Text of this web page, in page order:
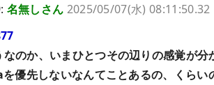
名無しさん 2025/05/07(水) 08:11:50.32
なのか、いまひとつその辺りの感覚が分
優先しないなんてことあるの、くらい